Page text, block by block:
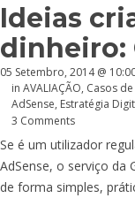
Ideias
dinheiro:
05 Setembro, 2014 @
in AVALIAÇÃO, Casos
AdSense, Estratégia
3 Comments
Se é um utilizador
AdSense, o serviço da
de forma simples,